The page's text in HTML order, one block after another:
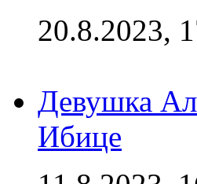
20.8.2023,
Девушка
Ибице